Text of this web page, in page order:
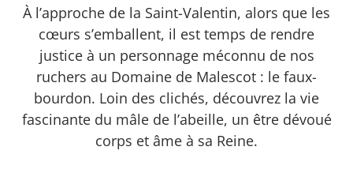
À l’approche de la Saint-Valentin, alors que les
cœurs s’emballent, il est temps de rendre
justice à un personnage méconnu de nos
ruchers au Domaine de Malescot : le faux-
bourdon. Loin des clichés, découvrez la vie
fascinante du mâle de l’abeille, un être dévoué
corps et âme à sa Reine.